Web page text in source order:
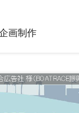
画制作